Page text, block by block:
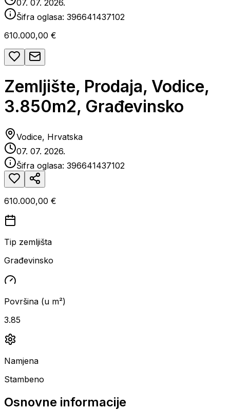
07. 07. 2026.
Šifra oglasa: 396641437102
610.000,00 €
Zemljište, Prodaja, Vodice,
3.850m2, Građevinsko
Vodice, Hrvatska
07. 07. 2026.
Šifra oglasa: 396641437102
610.000,00 €
Tip zemljišta
Građevinsko
Površina (u m²)
3.85
Namjena
Stambeno
Osnovne informacije